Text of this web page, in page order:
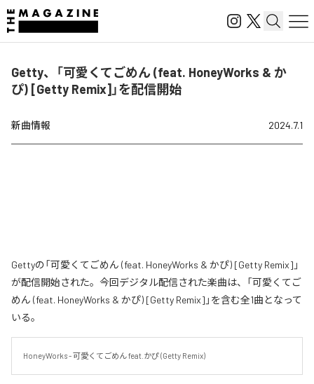
Getty、「可愛くてごめん (feat. HoneyWorks & か
ぴ) [Getty Remix]」を配信開始
新曲情報 2024.7.1
Gettyの「可愛くてごめん (feat. HoneyWorks & かぴ) [Getty Remix]」
が配信開始された。今回デジタル配信された楽曲は、「可愛くてご
めん (feat. HoneyWorks & かぴ) [Getty Remix]」を含む全1曲となって
いる。
HoneyWorks - 可愛くてごめん feat.かぴ (Getty Remix)